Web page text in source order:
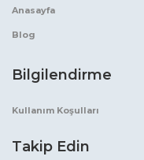
Anasayfa
Blog
Bilgilendirme
Kullanım Koşulları
Takip Edin